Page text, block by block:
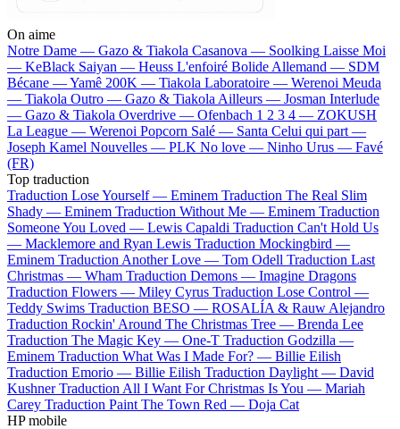
On aime
Notre Dame — Gazo & Tiakola Casanova — Soolking Laisse Moi
— KeBlack Saiyan — Heuss L'enfoiré Bolide Allemand — SDM
Bécane —Yamê 200K — Tiakola Laboratoire — Werenoi Meuda
— Tiakola Outro — Gazo & Tiakola Ailleurs — Josman Interlude
— Gazo & Tiakola Overdrive — Ofenbach 1 2 3 4 — ZOKUSH
La League — Werenoi Popcorn Salé — Santa Celui qui part —
Joseph Kamel Nouvelles — PLK No love — Ninho Urus — Favé
(FR)
Top traduction
Traduction Lose Yourself — Eminem Traduction The Real Slim
Shady — Eminem Traduction Without Me — Eminem Traduction
Someone You Loved — Lewis Capaldi Traduction Can't Hold Us
— Macklemore and Ryan Lewis Traduction Mockingbird —
Eminem Traduction Another Love — Tom Odell Traduction Last
Christmas — Wham Traduction Demons — Imagine Dragons
Traduction Flowers — Miley Cyrus Traduction Lose Control —
Teddy Swims Traduction BESO — ROSALÍA & Rauw Alejandro
Traduction Rockin' Around The Christmas Tree — Brenda Lee
Traduction The Magic Key — One-T Traduction Godzilla —
Eminem Traduction What Was I Made For? — Billie Eilish
Traduction Emorio — Billie Eilish Traduction Daylight — David
Kushner Traduction All I Want For Christmas Is You — Mariah
Carey Traduction Paint The Town Red — Doja Cat
HP mobile